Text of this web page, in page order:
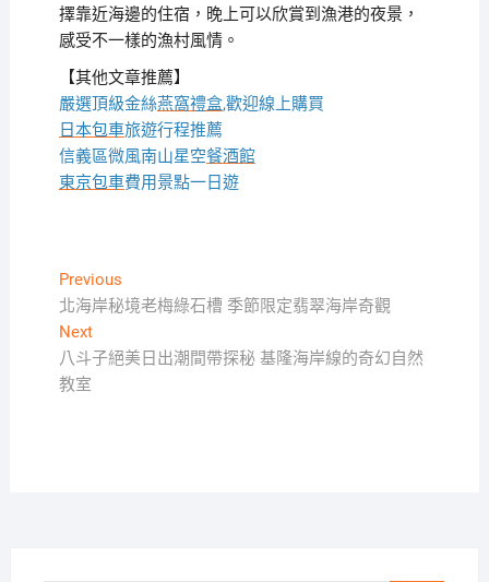
擇靠近海邊的住宿，晚上可以欣賞到漁港的夜景，
感受不一樣的漁村風情。
【其他文章推薦】
嚴選頂級金絲燕窩禮盒,歡迎線上購買
日本包車旅遊行程推薦
信義區微風南山星空餐酒館
東京包車費用景點一日遊
文
章
導
覽
PreviousPrevious
post:
北海岸秘境老梅綠石槽 季節限定翡翠海岸奇觀
NextNext
post:
八斗子絕美日出潮間帶探秘 基隆海岸線的奇幻自然
教室